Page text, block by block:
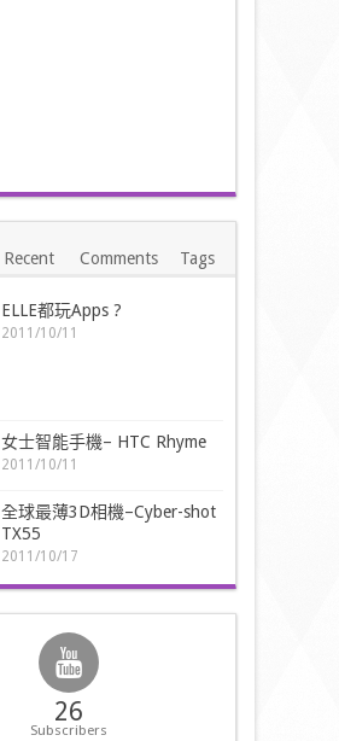
Recent Comments Tags
ELLE都玩Apps ?
2011/10/11
女士智能手機– HTC Rhyme
2011/10/11
全球最薄3D相機–Cyber-shot
TX55
2011/10/17
26
Subscribers